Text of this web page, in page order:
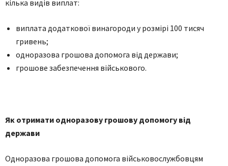
кілька видів виплат:
виплата додаткової винагороди у розмірі 100 тисяч
гривень;
одноразова грошова допомога від держави;
грошове забезпечення військового.
Як отримати одноразову грошову допомогу від
держави
Одноразова грошова допомога військовослужбовцям